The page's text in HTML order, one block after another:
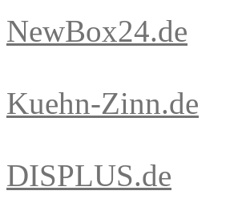
NewBox24.de
Kuehn-Zinn.de
DISPLUS.de